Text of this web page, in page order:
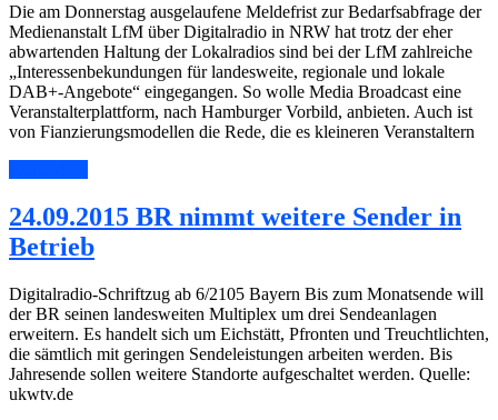
Die am Donnerstag ausgelaufene Meldefrist zur Bedarfsabfrage der
Medienanstalt LfM über Digitalradio in NRW hat trotz der eher
abwartenden Haltung der Lokalradios sind bei der LfM zahlreiche
„Interessenbekundungen für landesweite, regionale und lokale
DAB+-Angebote“ eingegangen. So wolle Media Broadcast eine
Veranstalterplattform, nach Hamburger Vorbild, anbieten. Auch ist
von Fianzierungsmodellen die Rede, die es kleineren Veranstaltern
24.09.2015 BR nimmt weitere Sender in
Betrieb
Digitalradio-Schriftzug ab 6/2105 Bayern Bis zum Monatsende will
der BR seinen landesweiten Multiplex um drei Sendeanlagen
erweitern. Es handelt sich um Eichstätt, Pfronten und Treuchtlichten,
die sämtlich mit geringen Sendeleistungen arbeiten werden. Bis
Jahresende sollen weitere Standorte aufgeschaltet werden. Quelle:
ukwtv.de